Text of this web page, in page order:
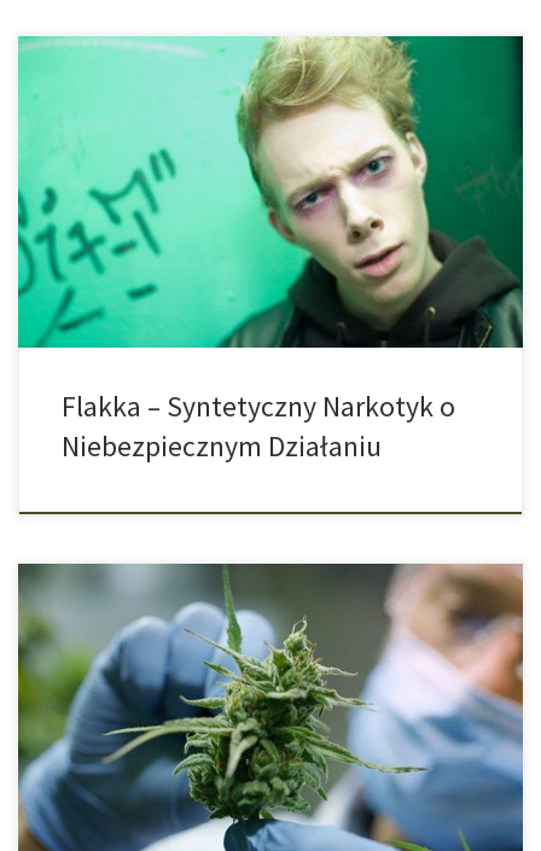
Flakka jest substancją należącą do grupy syntetycznych katynonów.
Eksperci z dziedziny medycyny ostrzegają przed możliwymi,
ekstremalnymi skutkami konsumpcji tego narkotyku. W mediach
niejednokrotnie pojawiały się już informacje o dopalaczach, tzw.
Zombie. Nazwa ta wzięła się stąd, że osoby, które zażyły tą
substancję zachowywały się niczym zombie. W sieci istnieje wiele
[…]
Flakka – Syntetyczny Narkotyk o
Niebezpiecznym Działaniu
W jaki sposób CBD może pomóc osobom uzależnionym od THC?
Jak bardzo zróżnicowana jest roślina marihuany, i że jest czymś
więcej niż tylko THC, pokazują niedawno opublikowane w
prestiżowym czasopiśmie medycznym „The Lancet Psychiatry”
badania z University College w Londynie (UCL). Jak się okazuje,
marihuana jest pomocna w leczeniu uzależnienia […]